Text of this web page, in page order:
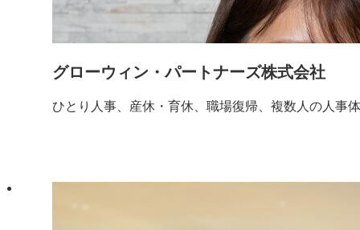
グローウィン・パートナーズ株式会社
ひとり人事、産休・育休、職場復帰、複数人の人事